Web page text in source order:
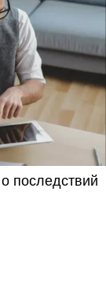
последствий